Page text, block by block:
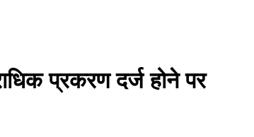
प्रकरण दर्ज होने पर